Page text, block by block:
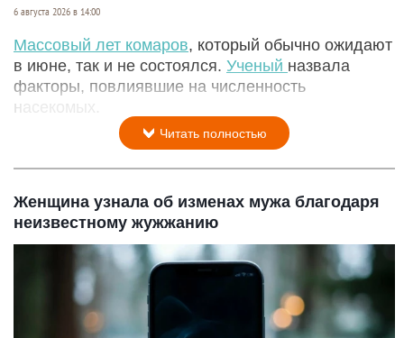
6 августа 2026 в 14:00
Массовый лет комаров, который обычно ожидают
в июне, так и не состоялся. Ученый назвала
факторы, повлиявшие на численность
насекомых.
Читать полностью
Женщина узнала об изменах мужа благодаря
неизвестному жужжанию